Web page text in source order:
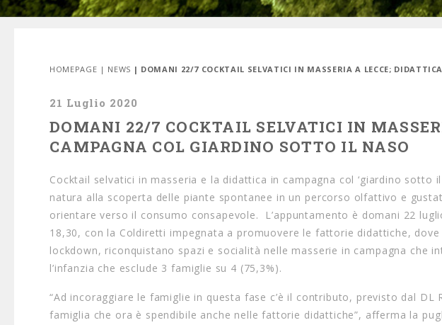
HOMEPAGE | NEWS | DOMANI 22/7 COCKTAIL SELVATICI IN MASSERIA A LECCE;
21 Luglio 2020
DOMANI 22/7 COCKTAIL SELVATICI IN
CAMPAGNA COL GIARDINO SOTTO IL NASO
Cocktail selvatici in masseria e la didattica in campagna col ‘giardino sotto
natura alla scoperta delle piante spontanee in un percorso olfattivo e
orientare verso il consumo consapevole. L’appuntamento è domani 22
18,30, con la Coldiretti impegnata a promuovere le fattorie didattiche,
lockdown, riconquistano spazi e socialità nelle masserie in campagna che
l’infanzia che esclude 3 famiglie su 4 (75,3%).
“Ad incoraggiare le famiglie in questa fase c’è il contributo, previsto dal
famiglia che ora è spendibile anche nelle fattorie didattiche”, afferma la